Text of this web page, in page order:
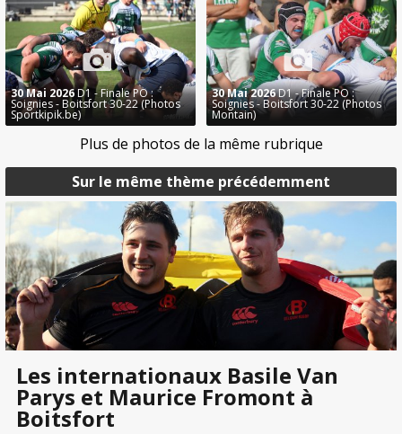
Sur le même thème précédemment
Les internationaux Basile Van
Parys et Maurice Fromont à
Boitsfort
30 Mai 2026D1 - Finale PO :
Soignies - Boitsfort 30-22 (Photos
Sportkipik.be)
30 Mai 2026D1 - Finale PO :
Soignies - Boitsfort 30-22 (Photos
Montain)
Plus de photos de la même rubrique